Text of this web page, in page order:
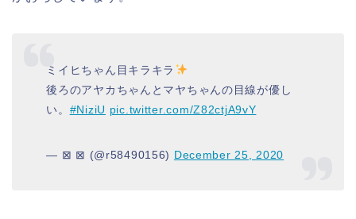
ミイヒちゃん目キラキラ
後ろのアヤカちゃんとマヤちゃんの目線が優し
い。 #NiziU pic.twitter.com/Z82ctjA9vY
— ⊠ ⊠ (@r58490156) December 25, 2020